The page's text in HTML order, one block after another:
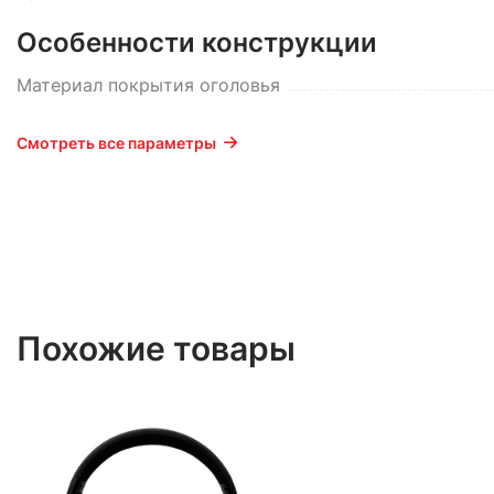
Особенности конструкции
Материал покрытия оголовья
Смотреть все параметры
Похожие товары